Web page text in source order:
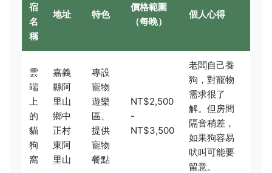
宿
名
稱
地址 特色
價格範圍
（每晚）
個人心得
雲
端
上
的
貓
狗
窩
嘉義
縣阿
里山
鄉中
正村
東阿
里山
專設
寵物
遊樂
區、
提供
寵物
餐點
NT$2,500
-
NT$3,500
老闆自己養
狗，對寵物
需求很了
解。但房間
隔音稍差，
如果狗容易
吠叫可能要
留意。